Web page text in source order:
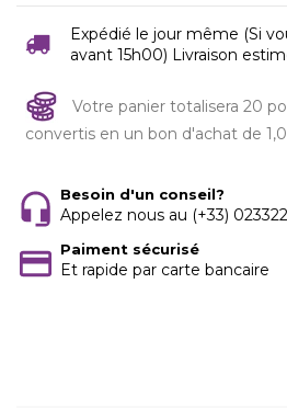
Expédié le jour même (Si
avant 15h00) Livraison
Votre panier totalisera 20
convertis en un bon d'achat de
Besoin d'un conseil?
Appelez nous au (+33)
Paiment sécurisé
Et rapide par carte bancaire